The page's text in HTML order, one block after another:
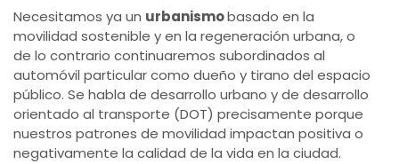
Necesitamos ya un urbanismobasado en la
movilidad sostenible y en la regeneración urbana, o
de lo contrario continuaremos subordinados al
automóvil particular como dueño y tirano del espacio
público. Se habla de desarrollo urbano y de desarrollo
orientado al transporte (DOT) precisamente porque
nuestros patrones de movilidad impactan positiva o
negativamente la calidad de la vida en la ciudad.